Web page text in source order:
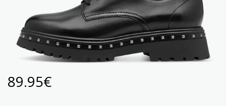
89.95€